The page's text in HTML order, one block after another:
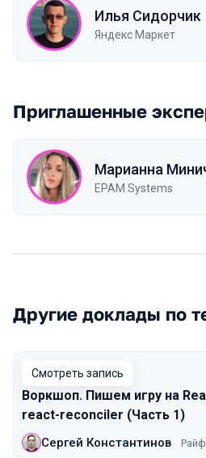
Илья Сидорчик
Яндекс Маркет
Приглашенные
Марианна
EPAM Systems
Другие доклады по
Смотреть запись
Воркшоп. Пишем игру на
react-reconciler (Часть 1)
Сергей Константинов